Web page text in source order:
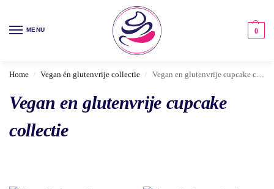
MENU 0
Home / Vegan én glutenvrije collectie / Vegan en glutenvrije cupcake collectie
Vegan en glutenvrije cupcake
collectie